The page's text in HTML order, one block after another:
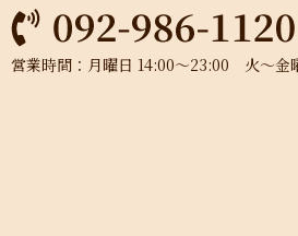
営業時間：月曜日 14:00～23:00 火～金